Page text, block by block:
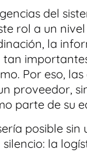
del
rol a un nivel
la
Por eso,
proveedor,
parte de su
posible sin
la